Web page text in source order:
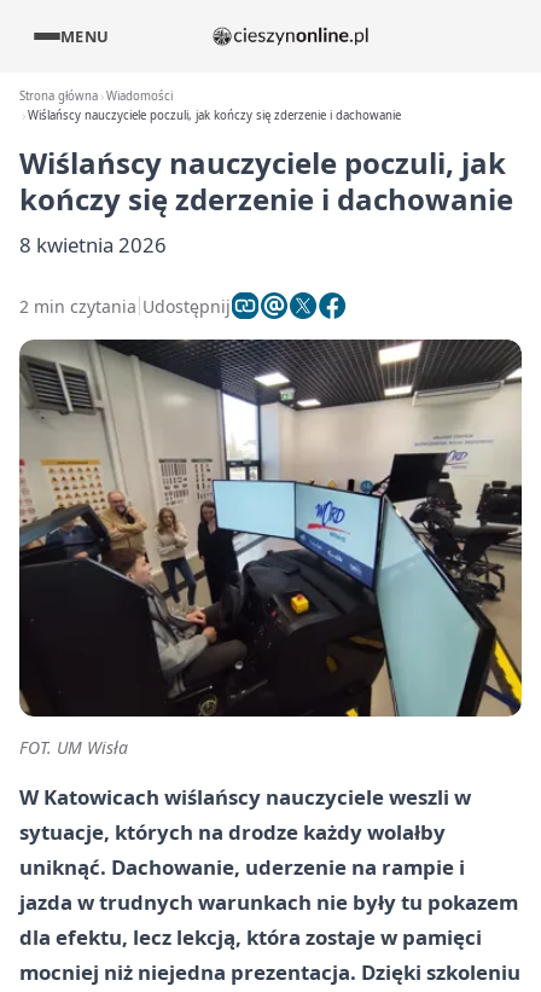
MENU
Strona główna Wiadomości
Wiślańscy nauczyciele poczuli, jak kończy się zderzenie i dachowanie
Wiślańscy nauczyciele poczuli, jak
kończy się zderzenie i dachowanie
8 kwietnia 2026
2 min czytania Udostępnij
FOT. UM Wisła
W Katowicach wiślańscy nauczyciele weszli w
sytuacje, których na drodze każdy wolałby
uniknąć. Dachowanie, uderzenie na rampie i
jazda w trudnych warunkach nie były tu pokazem
dla efektu, lecz lekcją, która zostaje w pamięci
mocniej niż niejedna prezentacja. Dzięki szkoleniu